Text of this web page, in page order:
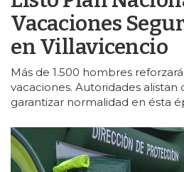
Vacaciones
en Villavicencio
Más de 1.500 hombres
vacaciones. Autoridades alistan
garantizar normalidad en ésta